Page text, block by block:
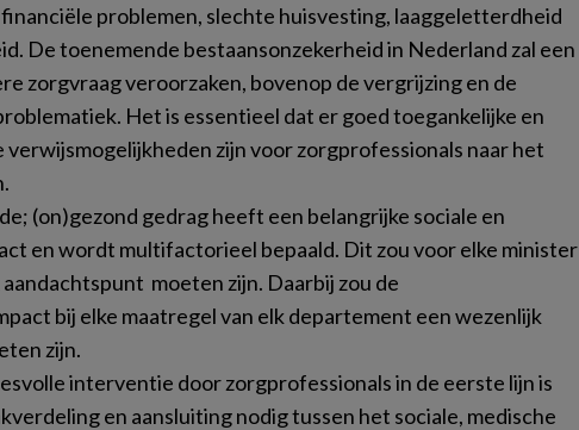
problemen, slechte huisvesting, laaggeletterdheid
De toenemende bestaansonzekerheid in Nederland zal een
zorgvraag veroorzaken, bovenop de vergrijzing en de
Het is essentieel dat er goed toegankelijke en
verwijsmogelijkheden zijn voor zorgprofessionals naar het
(on)gezond gedrag heeft een belangrijke sociale en
en wordt multifactorieel bepaald. Dit zou voor elke minister
moeten zijn. Daarbij zou de
bij elke maatregel van elk departement een wezenlijk
zijn.
interventie door zorgprofessionals in de eerste lijn is
en aansluiting nodig tussen het sociale, medische